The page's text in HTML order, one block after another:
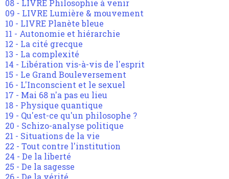
08 - LIVRE Philosophie à venir
09 - LIVRE Lumière & mouvement
10 - LIVRE Planète bleue
11 - Autonomie et hiérarchie
12 - La cité grecque
13 - La complexité
14 - Libération vis-à-vis de l'esprit
15 - Le Grand Bouleversement
16 - L'Inconscient et le sexuel
17 - Mai 68 n'a pas eu lieu
18 - Physique quantique
19 - Qu'est-ce qu'un philosophe ?
20 - Schizo-analyse politique
21 - Situations de la vie
22 - Tout contre l'institution
24 - De la liberté
25 - De la sagesse